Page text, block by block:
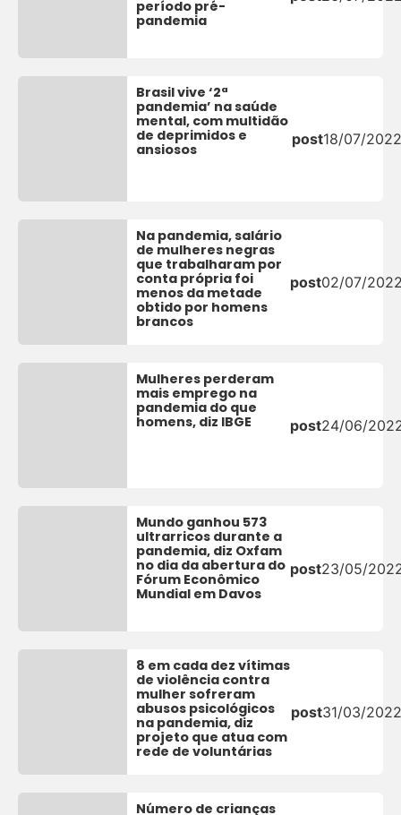
período pré-
pandemia
Brasil vive ‘2ª
pandemia’ na saúde
mental, com multidão
de deprimidos e
ansiosos
post18/07/2022
Na pandemia, salário
de mulheres negras
que trabalharam por
conta própria foi
menos da metade
obtido por homens
brancos
post02/07/
Mulheres perderam
mais emprego na
pandemia do que
homens, diz IBGE
post24/06/
Mundo ganhou 573
ultrarricos durante a
pandemia, diz Oxfam
no dia da abertura do
Fórum Econômico
Mundial em Davos
post23/05/
8 em cada dez vítimas
de violência contra
mulher sofreram
abusos psicológicos
na pandemia, diz
projeto que atua com
rede de voluntárias
post31/03/
Número de crianças